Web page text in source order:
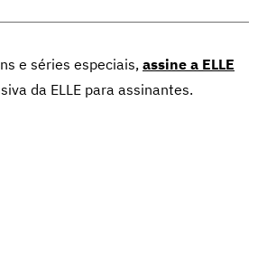
e séries especiais, assine a ELLE
da ELLE para assinantes.